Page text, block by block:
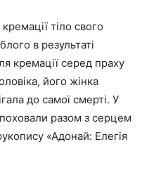
тіло свого
в результаті
кремації серед праху
його жінка
до самої смерті. У
разом з серцем
«Адонай: Елегія